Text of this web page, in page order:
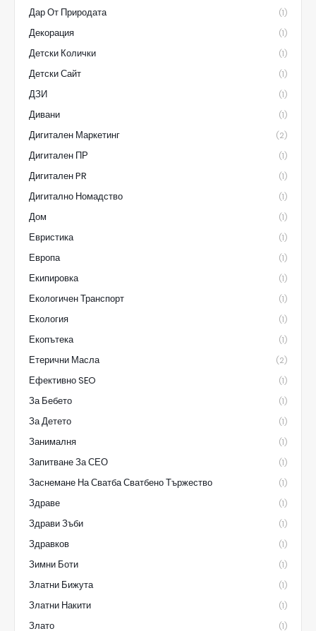
Дар От Природата (1)
Декорация (1)
Детски Колички (1)
Детски Сайт (1)
ДЗИ (1)
Дивани (1)
Дигитален Маркетинг (2)
Дигитален ПР (1)
Дигитален PR (1)
Дигитално Номадство (1)
Дом (1)
Евристика (1)
Европа (1)
Екипировка (1)
Екологичен Транспорт (1)
Екология (1)
Екопътека (1)
Етерични Масла (2)
Ефективно SEO (1)
За Бебето (1)
За Детето (1)
Занималня (1)
Запитване За СЕО (1)
Заснемане На Сватба Сватбено Тържество (1)
Здраве (1)
Здрави Зъби (1)
Здравков (1)
Зимни Боти (1)
Златни Бижута (1)
Златни Накити (1)
Злато (1)